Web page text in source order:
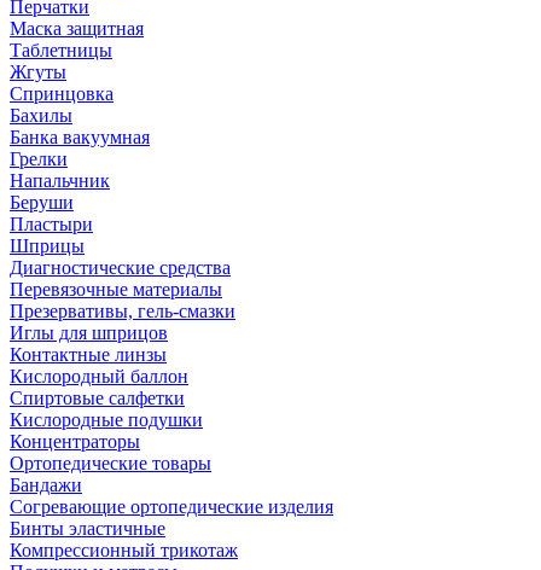
Перчатки
Маска защитная
Таблетницы
Жгуты
Спринцовка
Бахилы
Банка вакуумная
Грелки
Напальчник
Беруши
Пластыри
Шприцы
Диагностические средства
Перевязочные материалы
Презервативы, гель-смазки
Иглы для шприцов
Контактные линзы
Кислородный баллон
Спиртовые салфетки
Кислородные подушки
Концентраторы
Ортопедические товары
Бандажи
Согревающие ортопедические изделия
Бинты эластичные
Компрессионный трикотаж